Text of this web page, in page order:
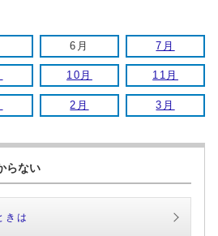
6月 7月
10月 11月
2月 3月
らない
きは